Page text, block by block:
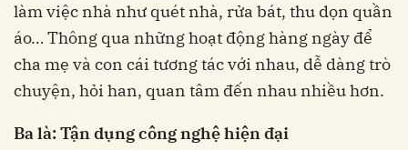
làm việc nhà như quét nhà, rửa bát, thu dọn quần
áo… Thông qua những hoạt động hàng ngày để
cha mẹ và con cái tương tác với nhau, dễ dàng trò
chuyện, hỏi han, quan tâm đến nhau nhiều hơn.
Ba là: Tận dụng công nghệ hiện đại